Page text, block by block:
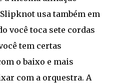
usa também em
você toca sete cordas
tem certas
o baixo e mais
com a orquestra. A